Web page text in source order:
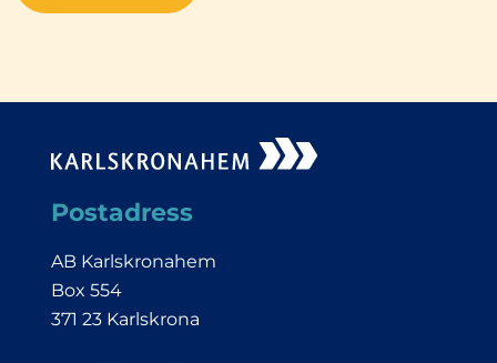
Postadress
AB Karlskronahem
Box 554
371 23 Karlskrona